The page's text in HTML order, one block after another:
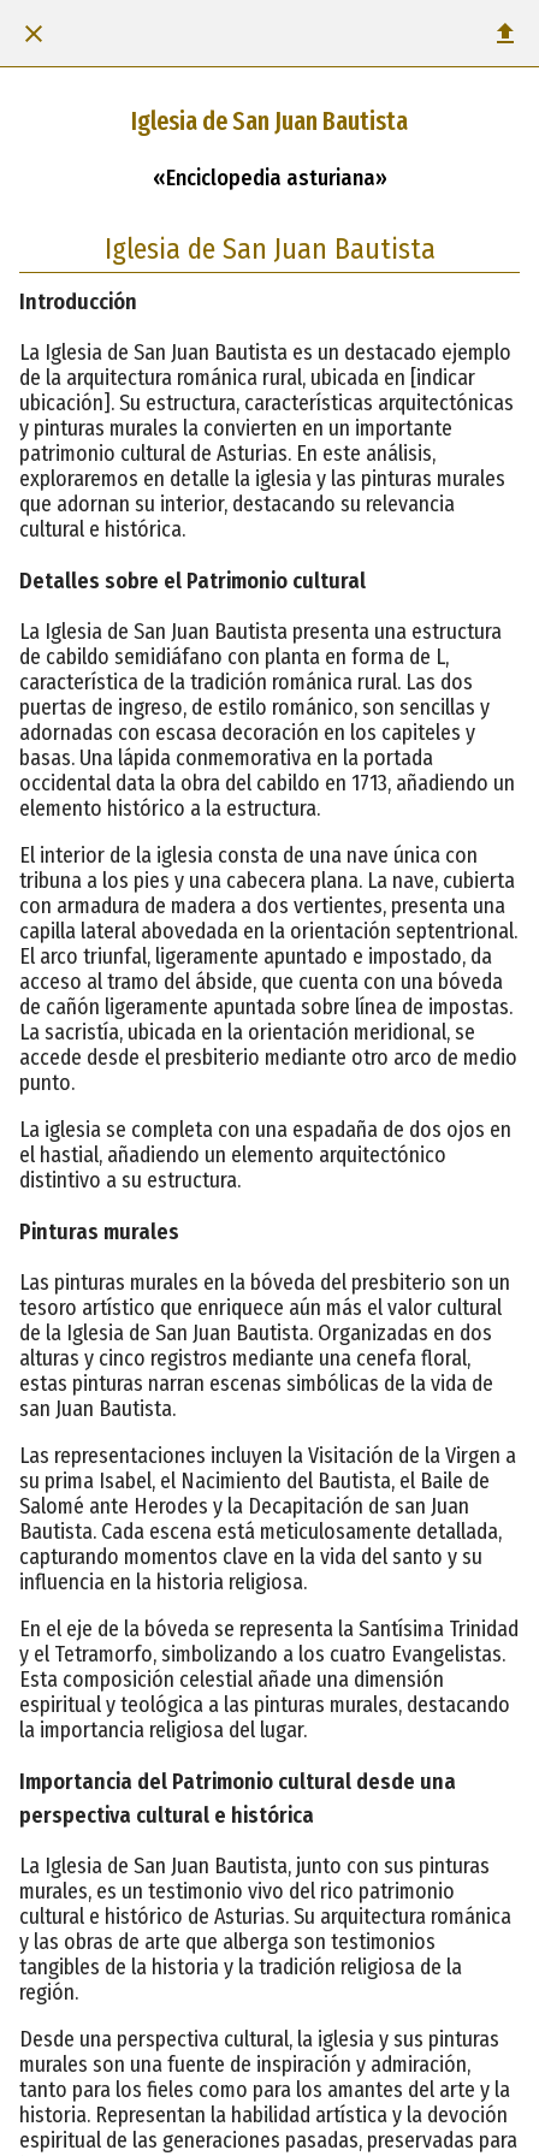
Iglesia de San Juan Bautista
«Enciclopedia asturiana»
Iglesia de San Juan Bautista
Introducción
La Iglesia de San Juan Bautista es un destacado ejemplo
de la arquitectura románica rural, ubicada en [indicar
ubicación]. Su estructura, características arquitectónicas
y pinturas murales la convierten en un importante
patrimonio cultural de Asturias. En este análisis,
exploraremos en detalle la iglesia y las pinturas murales
que adornan su interior, destacando su relevancia
cultural e histórica.
Detalles sobre el Patrimonio cultural
La Iglesia de San Juan Bautista presenta una estructura
de cabildo semidiáfano con planta en forma de L,
característica de la tradición románica rural. Las dos
puertas de ingreso, de estilo románico, son sencillas y
adornadas con escasa decoración en los capiteles y
basas. Una lápida conmemorativa en la portada
occidental data la obra del cabildo en 1713, añadiendo un
elemento histórico a la estructura.
El interior de la iglesia consta de una nave única con
tribuna a los pies y una cabecera plana. La nave, cubierta
con armadura de madera a dos vertientes, presenta una
capilla lateral abovedada en la orientación septentrional.
El arco triunfal, ligeramente apuntado e impostado, da
acceso al tramo del ábside, que cuenta con una bóveda
de cañón ligeramente apuntada sobre línea de impostas.
La sacristía, ubicada en la orientación meridional, se
accede desde el presbiterio mediante otro arco de medio
punto.
La iglesia se completa con una espadaña de dos ojos en
el hastial, añadiendo un elemento arquitectónico
distintivo a su estructura.
Pinturas murales
Las pinturas murales en la bóveda del presbiterio son un
tesoro artístico que enriquece aún más el valor cultural
de la Iglesia de San Juan Bautista. Organizadas en dos
alturas y cinco registros mediante una cenefa floral,
estas pinturas narran escenas simbólicas de la vida de
san Juan Bautista.
Las representaciones incluyen la Visitación de la Virgen a
su prima Isabel, el Nacimiento del Bautista, el Baile de
Salomé ante Herodes y la Decapitación de san Juan
Bautista. Cada escena está meticulosamente detallada,
capturando momentos clave en la vida del santo y su
influencia en la historia religiosa.
En el eje de la bóveda se representa la Santísima Trinidad
y el Tetramorfo, simbolizando a los cuatro Evangelistas.
Esta composición celestial añade una dimensión
espiritual y teológica a las pinturas murales, destacando
la importancia religiosa del lugar.
Importancia del Patrimonio cultural desde una
perspectiva cultural e histórica
La Iglesia de San Juan Bautista, junto con sus pinturas
murales, es un testimonio vivo del rico patrimonio
cultural e histórico de Asturias. Su arquitectura románica
y las obras de arte que alberga son testimonios
tangibles de la historia y la tradición religiosa de la
región.
Desde una perspectiva cultural, la iglesia y sus pinturas
murales son una fuente de inspiración y admiración,
tanto para los fieles como para los amantes del arte y la
historia. Representan la habilidad artística y la devoción
espiritual de las generaciones pasadas, preservadas para